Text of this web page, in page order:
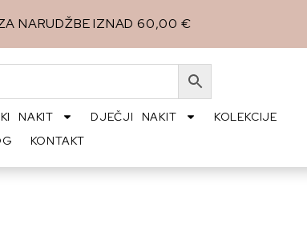
NARUDŽBE IZNAD 60,00 €
NAKIT DJEČJI NAKIT
KOLEKCIJE
KONTAKT